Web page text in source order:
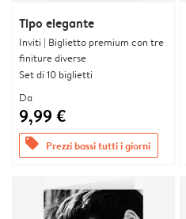
Tipo elegante
Inviti | Biglietto premium con tre
finiture diverse
Set di 10 biglietti
Da
9,99 €
offers Prezzi bassi tutti i giorni